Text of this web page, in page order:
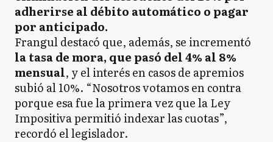
adherirse al débito automático o pagar
por anticipado.
Frangul destacó que, además, se incrementó
la tasa de mora, que pasó del 4% al 8%
mensual, y el interés en casos de apremios
subió al 10%. “Nosotros votamos en contra
porque esa fue la primera vez que la Ley
Impositiva permitió indexar las cuotas”,
recordó el legislador.